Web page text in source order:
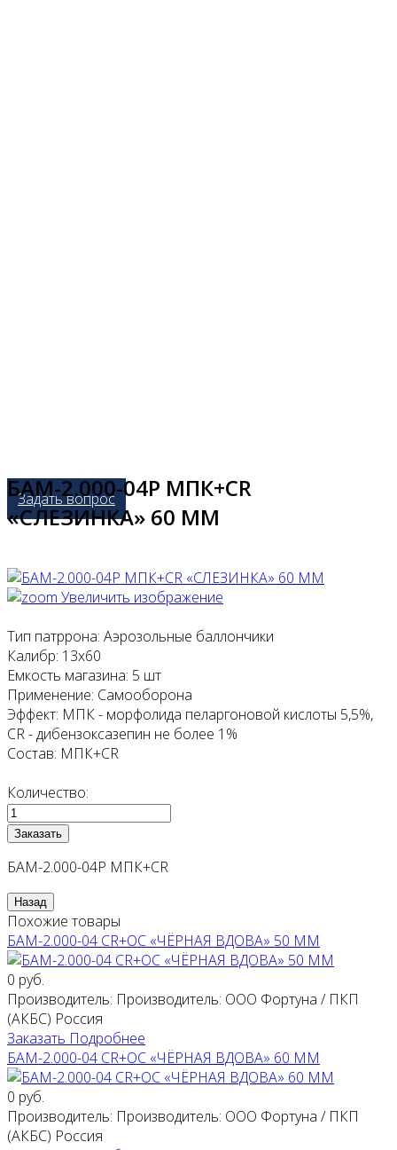
Задать вопрос
БАМ-2.000-04Р МПК+CR
«СЛЕЗИНКА» 60 ММ
Увеличить изображение
Тип патррона: Аэрозольные баллончики
Калибр: 13х60
Емкость магазина: 5 шт
Применение: Самооборона
Эффект: МПК - морфолида пеларгоновой кислоты 5,5%,
CR - дибензоксазепин не более 1%
Состав: МПК+CR
Количество:
БАМ-2.000-04Р МПК+CR
Похожие товары
БАМ-2.000-04 CR+ОС «ЧЁРНАЯ ВДОВА» 50 ММ
0 руб.
Производитель: Производитель: ООО Фортуна / ПКП
(АКБС) Россия
Заказать Подробнее
БАМ-2.000-04 CR+ОС «ЧЁРНАЯ ВДОВА» 60 ММ
0 руб.
Производитель: Производитель: ООО Фортуна / ПКП
(АКБС) Россия